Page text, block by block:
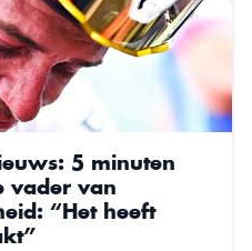
5 minuten
vader van
“Het heeft